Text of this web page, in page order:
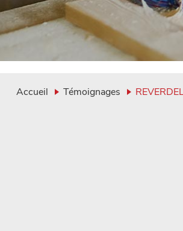
Accueil Témoignages